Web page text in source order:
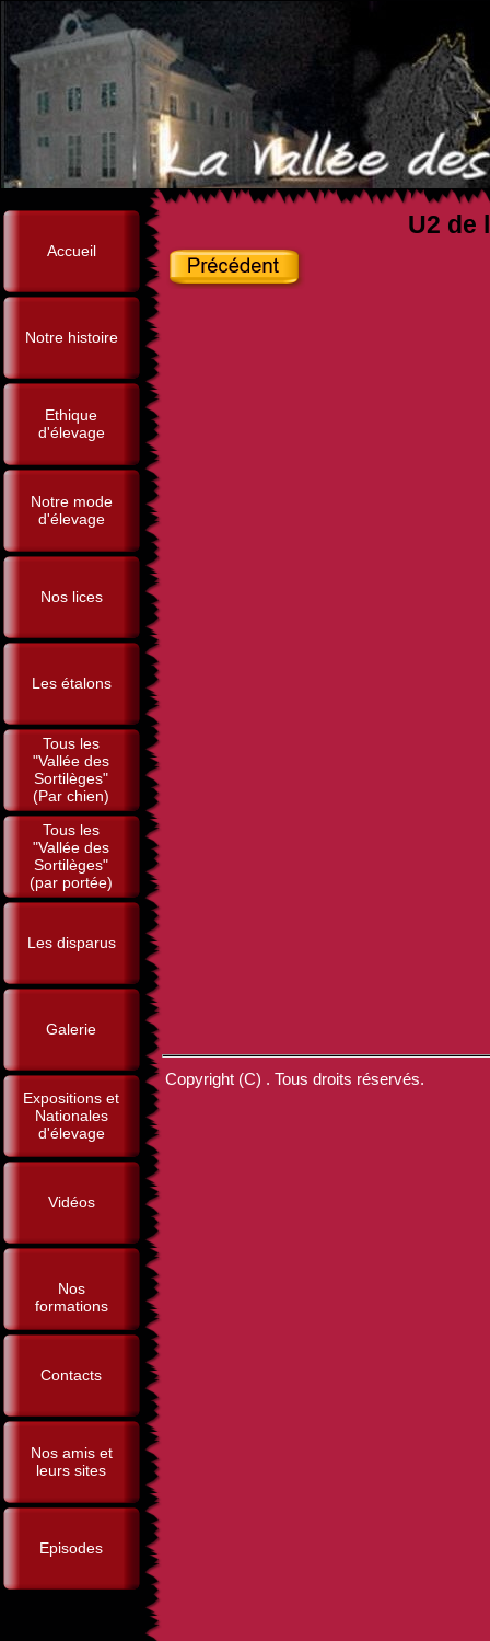
Accueil
Notre histoire
Ethique
d'élevage
Notre mode
d'élevage
Nos lices
Les étalons
Tous les
"Vallée des
Sortilèges"
(Par chien)
Tous les
"Vallée des
Sortilèges"
(par portée)
Les disparus
Galerie
Expositions et
Nationales
d'élevage
Vidéos
Nos
formations
Contacts
Nos amis et
leurs sites
Episodes
U2 de
Copyright (C) . Tous droits réservés.